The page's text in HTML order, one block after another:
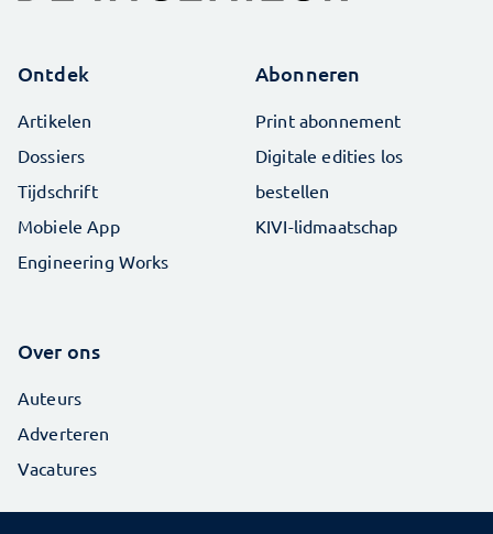
Ontdek
Artikelen
Dossiers
Tijdschrift
Mobiele App
Engineering Works
Abonneren
Print abonnement
Digitale edities los
bestellen
KIVI-lidmaatschap
Over ons
Auteurs
Adverteren
Vacatures